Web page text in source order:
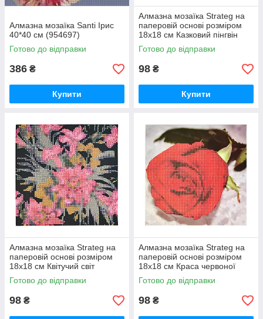
Алмазна мозаїка Santi Ірис
40*40 см (954697)
Готово до відправки
386 ₴
Купити
Алмазна мозаїка Strateg на
паперовій основі розміром
18х18 см Казковий пінгвін
(JUB14407)
Готово до відправки
98 ₴
Купити
Алмазна мозаїка Strateg на
паперовій основі розміром
18х18 см Квітучий світ
екзотичної краси (JUB14393)
Готово до відправки
98 ₴
Алмазна мозаїка Strateg на
паперовій основі розміром
18х18 см Краса червоної
троянди (JUB20601)
Готово до відправки
98 ₴